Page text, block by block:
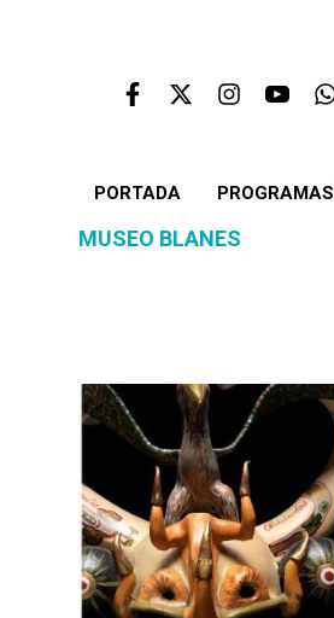
PORTADA PROGRAMAS
MUSEO BLANES